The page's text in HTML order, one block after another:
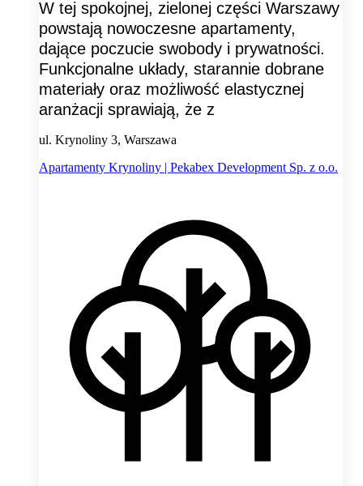
W tej spokojnej, zielonej części Warszawy
powstają nowoczesne apartamenty,
dające poczucie swobody i prywatności.
Funkcjonalne układy, starannie dobrane
materiały oraz możliwość elastycznej
aranżacji sprawiają, że z
ul. Krynoliny 3, Warszawa
Apartamenty Krynoliny | Pekabex Development Sp. z o.o.